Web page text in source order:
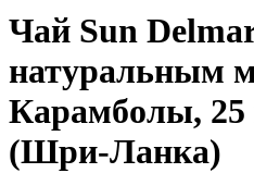
Чай Sun
натуральным
Карамболы, 25
(Шри-Ланка)